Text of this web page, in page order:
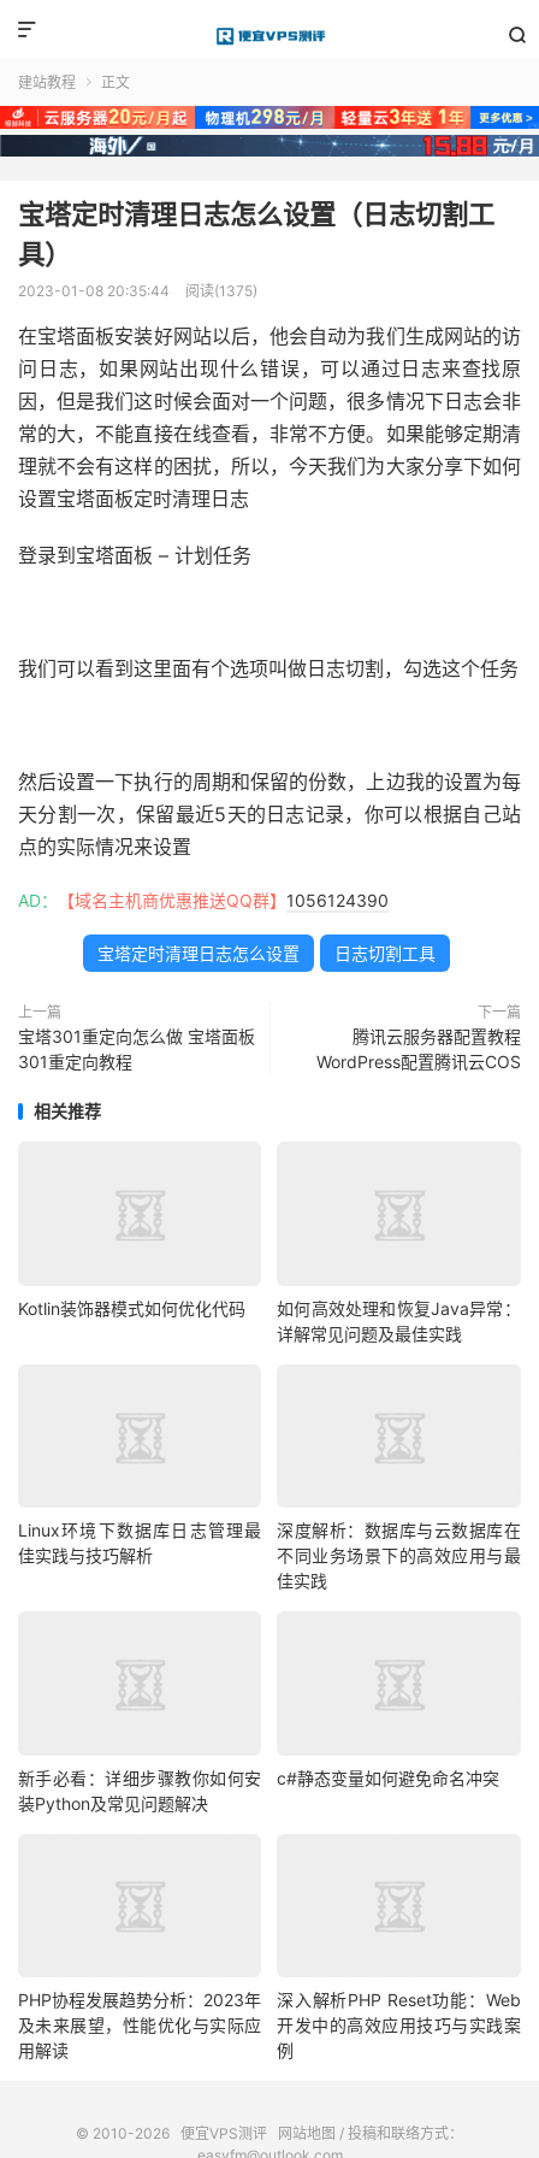


建站教程  正文
宝塔定时清理日志怎么设置（日志切割工
具）
2023-01-08 20:35:44 阅读(1375)
在宝塔面板安装好网站以后，他会自动为我们生成网站的访
问日志，如果网站出现什么错误，可以通过日志来查找原
因，但是我们这时候会面对一个问题，很多情况下日志会非
常的大，不能直接在线查看，非常不方便。如果能够定期清
理就不会有这样的困扰，所以，今天我们为大家分享下如何
设置宝塔面板定时清理日志
登录到宝塔面板 – 计划任务
我们可以看到这里面有个选项叫做日志切割，勾选这个任务
然后设置一下执行的周期和保留的份数，上边我的设置为每
天分割一次，保留最近5天的日志记录，你可以根据自己站
点的实际情况来设置
AD： 【域名主机商优惠推送QQ群】 1056124390
宝塔定时清理日志怎么设置 日志切割工具
上一篇
宝塔301重定向怎么做 宝塔面板
301重定向教程
下一篇
腾讯云服务器配置教程
WordPress配置腾讯云COS
相关推荐
Kotlin装饰器模式如何优化代码
如何高效处理和恢复Java异常：
详解常见问题及最佳实践
Linux环境下数据库日志管理最
佳实践与技巧解析
深度解析：数据库与云数据库在
不同业务场景下的高效应用与最
佳实践
新手必看：详细步骤教你如何安
装Python及常见问题解决
c#静态变量如何避免命名冲突
PHP协程发展趋势分析：2023年
及未来展望，性能优化与实际应
用解读
深入解析PHP Reset功能：Web
开发中的高效应用技巧与实践案
例
© 2010-2026 便宜VPS测评 网站地图 / 投稿和联络方式：